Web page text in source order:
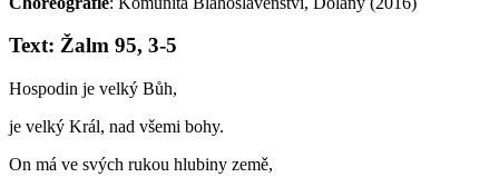
Text: Žalm 95, 3-5
Hospodin je velký Bůh,
je velký Král, nad všemi bohy.
On má ve svých rukou hlubiny země,